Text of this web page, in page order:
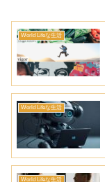
World Lifeな生活
World Lifeな生活
World Lifeな生活